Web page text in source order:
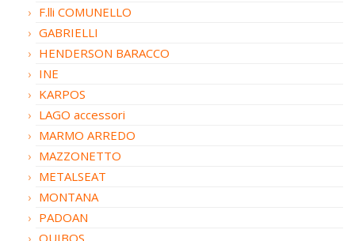
F.lli COMUNELLO
GABRIELLI
HENDERSON BARACCO
INE
KARPOS
LAGO accessori
MARMO ARREDO
MAZZONETTO
METALSEAT
MONTANA
PADOAN
QUIBOS